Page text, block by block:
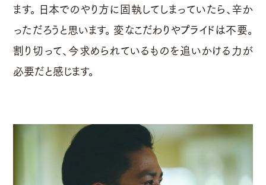
ます。 日本でのやり方に固執してしまっていたら、辛か
っただろうと思います。 変なこだわりやプライドは不要。
割り切って、今求められているものを追いかける力が
必要だと感じます。